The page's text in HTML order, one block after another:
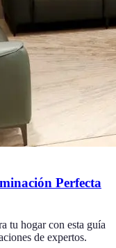
Perfecta
tu hogar con esta guía
de expertos.